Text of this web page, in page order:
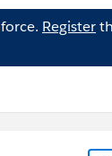
Register